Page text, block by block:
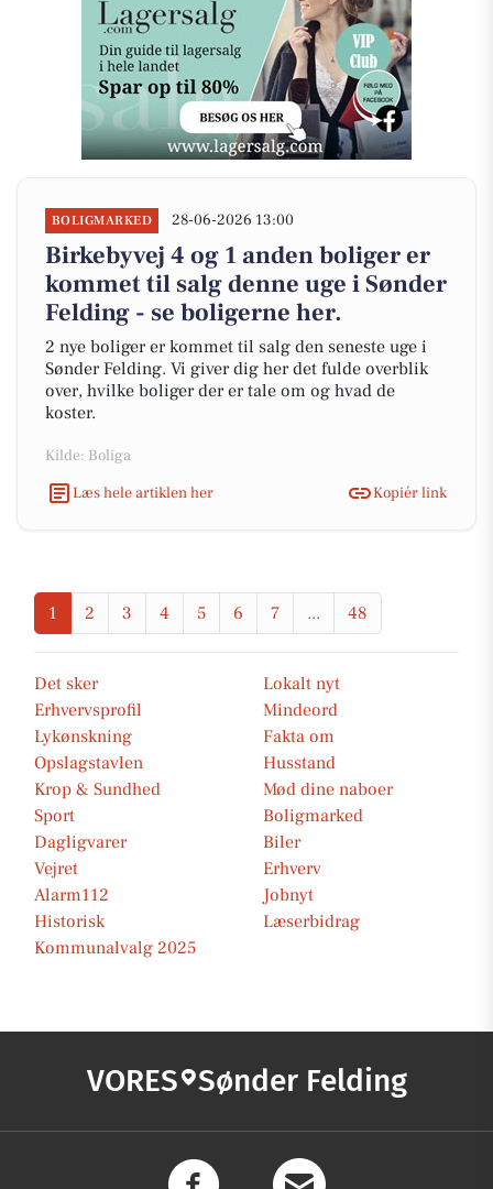
BOLIGMARKED 28-06-2026 13:00
Birkebyvej 4 og 1 anden boliger er
kommet til salg denne uge i Sønder
Felding - se boligerne her.
2 nye boliger er kommet til salg den seneste uge i
Sønder Felding. Vi giver dig her det fulde overblik
over, hvilke boliger der er tale om og hvad de
koster.
Kilde: Boliga
Læs hele artiklen her
Kopiér link
1 2 3 4 5 6 7 ... 48
Det sker
Lokalt nyt
Erhvervsprofil
Mindeord
Lykønskning
Fakta om
Opslagstavlen
Husstand
Krop & Sundhed
Mød dine naboer
Sport
Boligmarked
Dagligvarer
Biler
Vejret
Erhverv
Alarm112
Jobnyt
Historisk
Læserbidrag
Kommunalvalg 2025
VORES Sønder Felding